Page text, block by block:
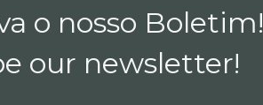
o nosso Boletim!
our newsletter!